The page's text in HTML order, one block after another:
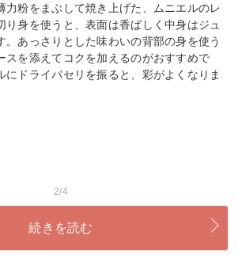
力粉をまぶして焼き上げた、ムニエルのレ
り身を使うと、表面は香ばしく中身はジュ
。あっさりとした味わいの背部の身を使う
スを添えてコクを加えるのがおすすめで
にドライパセリを振ると、彩がよくなりま
2/4
続きを読む